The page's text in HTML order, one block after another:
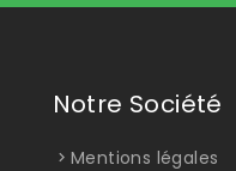
Notre Société
Mentions légales